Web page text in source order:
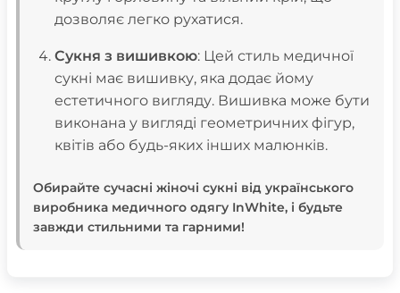
дозволяє легко рухатися.
Сукня з вишивкою: Цей стиль медичної
сукні має вишивку, яка додає йому
естетичного вигляду. Вишивка може бути
виконана у вигляді геометричних фігур,
квітів або будь-яких інших малюнків.
Обирайте сучасні жіночі сукні від українського
виробника медичного одягу InWhitе, і будьте
завжди стильними та гарними!